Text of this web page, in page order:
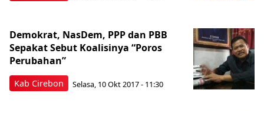
Kab Cirebon
Demokrat, NasDem, PPP dan PBB
Sepakat Sebut Koalisinya “Poros
Perubahan”
Selasa, 10 Okt 2017 - 11:30